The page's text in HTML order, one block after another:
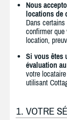
Nous
locations de
Dans
confirmer
location,
Si vous êtes
évaluation
votre
utilisant
1. VOTRE